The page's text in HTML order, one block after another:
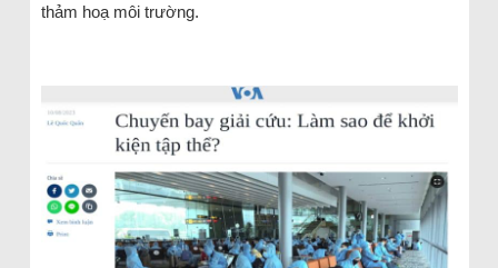
thảm hoạ môi trường.